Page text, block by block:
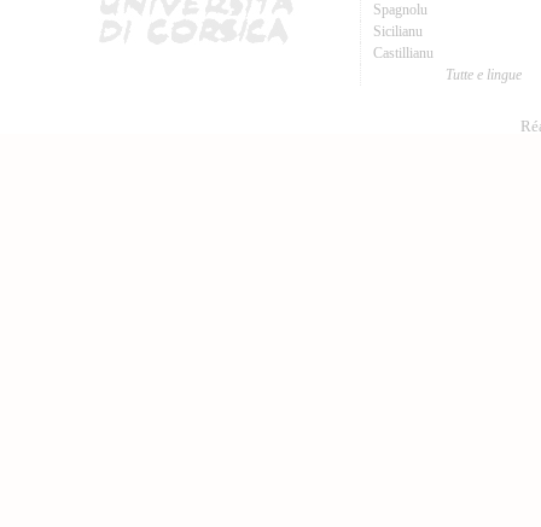
Spagnolu
Sicilianu
Castillianu
Tutte e lingue